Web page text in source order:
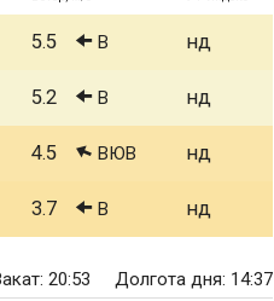
5.5 В нд
5.2 В нд
4.5 ВЮВ нд
3.7 В нд
20:53 Долгота дня: 14:37